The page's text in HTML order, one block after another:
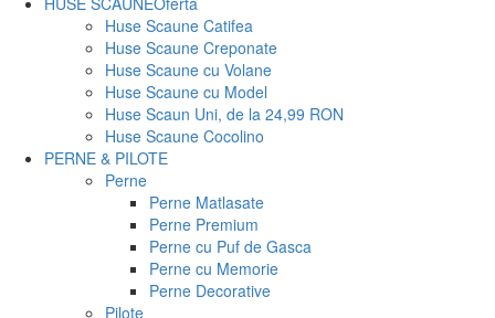
Huse Scaune Catifea
Huse Scaune Creponate
Huse Scaune cu Volane
Huse Scaune cu Model
Huse Scaun Uni, de la 24,99 RON
Huse Scaune Cocolino
PERNE & PILOTE
Perne
Perne Matlasate
Perne Premium
Perne cu Puf de Gasca
Perne cu Memorie
Perne Decorative
Pilote